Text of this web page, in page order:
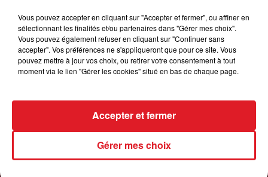
Vous pouvez accepter en cliquant sur "Accepter et fermer", ou affiner en
sélectionnant les finalités et/ou partenaires dans "Gérer mes choix".
Vous pouvez également refuser en cliquant sur "Continuer sans
accepter". Vos préférences ne s'appliqueront que pour ce site. Vous
pouvez mettre à jour vos choix, ou retirer votre consentement à tout
moment via le lien "Gérer les cookies" situé en bas de chaque page.
Gérer mes choix
Accepter et fermer